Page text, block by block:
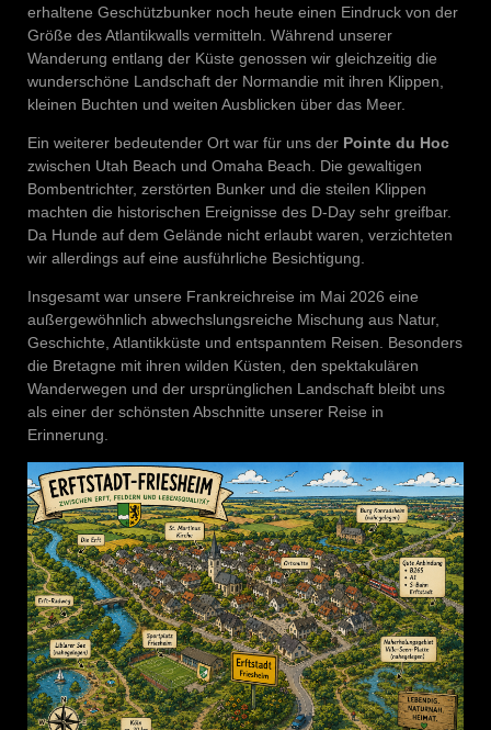
erhaltene Geschützbunker noch heute einen Eindruck von der
Größe des Atlantikwalls vermitteln. Während unserer
Wanderung entlang der Küste genossen wir gleichzeitig die
wunderschöne Landschaft der Normandie mit ihren Klippen,
kleinen Buchten und weiten Ausblicken über das Meer.
Ein weiterer bedeutender Ort war für uns der Pointe du Hoc
zwischen Utah Beach und Omaha Beach. Die gewaltigen
Bombentrichter, zerstörten Bunker und die steilen Klippen
machten die historischen Ereignisse des D-Day sehr greifbar.
Da Hunde auf dem Gelände nicht erlaubt waren, verzichteten
wir allerdings auf eine ausführliche Besichtigung.
Insgesamt war unsere Frankreichreise im Mai 2026 eine
außergewöhnlich abwechslungsreiche Mischung aus Natur,
Geschichte, Atlantikküste und entspanntem Reisen. Besonders
die Bretagne mit ihren wilden Küsten, den spektakulären
Wanderwegen und der ursprünglichen Landschaft bleibt uns
als einer der schönsten Abschnitte unserer Reise in
Erinnerung.